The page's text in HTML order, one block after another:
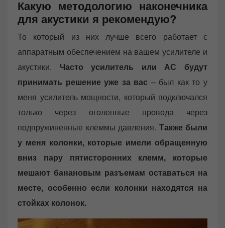
Какую методологию наконечника
для акустики я рекомендую?
То который из них лучше всего работает с
аппаратным обеспечением на вашем усилителе и
акустики. Часто усилитель или АС будут
принимать решение уже за вас – был как то у
меня усилитель мощности, который подключался
только через оголенные провода через
подпружиненные клеммы давления. Также были
у меня колонки, которые имели обращенную
вниз пару пятисторонних клемм, которые
мешают банановым разъемам оставаться на
месте, особенно если колонки находятся на
стойках колонок.